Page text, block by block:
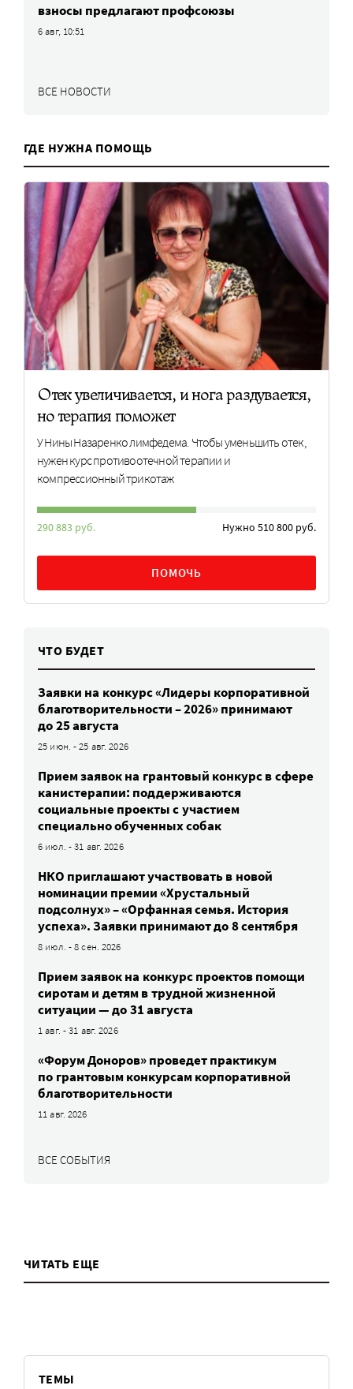
взносы предлагают профсоюзы
6 авг, 10:51
ВСЕ НОВОСТИ
ГДЕ НУЖНА ПОМОЩЬ
Отек увеличивается, и нога раздувается,
но терапия поможет
У Нины Назаренко лимфедема. Чтобы уменьшить отек,
нужен курс противоотечной терапии и
компрессионный трикотаж
290 883 руб. Нужно 510 800 руб.
ПОМОЧЬ
ЧТО БУДЕТ
Заявки на конкурс «Лидеры корпоративной
благотворительности – 2026» принимают
до 25 августа
25 июн. - 25 авг. 2026
Прием заявок на грантовый конкурс в сфере
канистерапии: поддерживаются
социальные проекты с участием
специально обученных собак
6 июл. - 31 авг. 2026
НКО приглашают участвовать в новой
номинации премии «Хрустальный
подсолнух» – «Орфанная семья. История
успеха». Заявки принимают до 8 сентября
8 июл. - 8 сен. 2026
Прием заявок на конкурс проектов помощи
сиротам и детям в трудной жизненной
ситуации — до 31 августа
1 авг. - 31 авг. 2026
«Форум Доноров» проведет практикум
по грантовым конкурсам корпоративной
благотворительности
11 авг. 2026
ВСЕ СОБЫТИЯ
ЧИТАТЬ ЕЩЕ
ТЕМЫ